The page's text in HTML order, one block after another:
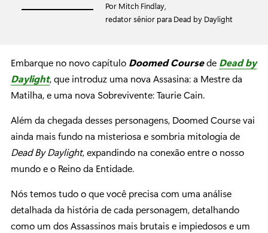
Por Mitch Findlay,
redator sênior para Dead by Daylight
Embarque no novo capítulo Doomed Coursede Dead by
Daylight, que introduz uma nova Assasina: a Mestre da
Matilha, e uma nova Sobrevivente: Taurie Cain.
Além da chegada desses personagens, Doomed Course vai
ainda mais fundo na misteriosa e sombria mitologia de
Dead By Daylight, expandindo na conexão entre o nosso
mundo e o Reino da Entidade.
Nós temos tudo o que você precisa com uma análise
detalhada da história de cada personagem, detalhando
como um dos Assassinos mais brutais e impiedosos e um